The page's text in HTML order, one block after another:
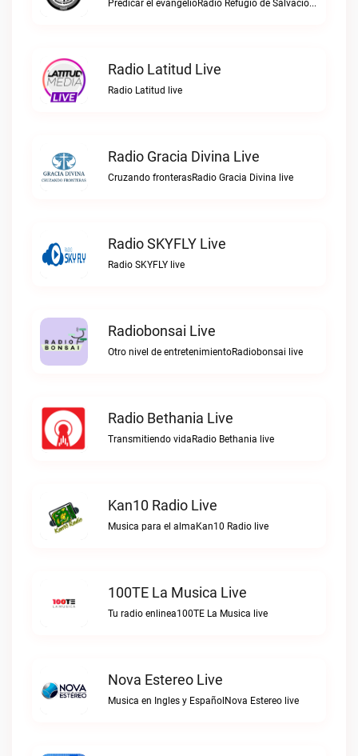
Predicar el evangelioRadio Refugio de Salvacion live
Radio Latitud Live
Radio Latitud live
Radio Gracia Divina Live
Cruzando fronterasRadio Gracia Divina live
Radio SKYFLY Live
Radio SKYFLY live
Radiobonsai Live
Otro nivel de entretenimientoRadiobonsai live
Radio Bethania Live
Transmitiendo vidaRadio Bethania live
Kan10 Radio Live
Musica para el almaKan10 Radio live
100TE La Musica Live
Tu radio enlinea100TE La Musica live
Nova Estereo Live
Musica en Ingles y EspañolNova Estereo live